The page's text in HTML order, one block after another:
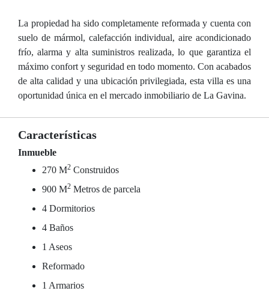
La propiedad ha sido completamente reformada y cuenta con
suelo de mármol, calefacción individual, aire acondicionado
frío, alarma y alta suministros realizada, lo que garantiza el
máximo confort y seguridad en todo momento. Con acabados
de alta calidad y una ubicación privilegiada, esta villa es una
oportunidad única en el mercado inmobiliario de La Gavina.
Características
Inmueble
270 M2 Construidos
900 M2 Metros de parcela
4 Dormitorios
4 Baños
1 Aseos
Reformado
1 Armarios